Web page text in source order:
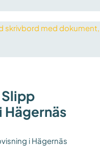
Hägernäs
i Hägernäs